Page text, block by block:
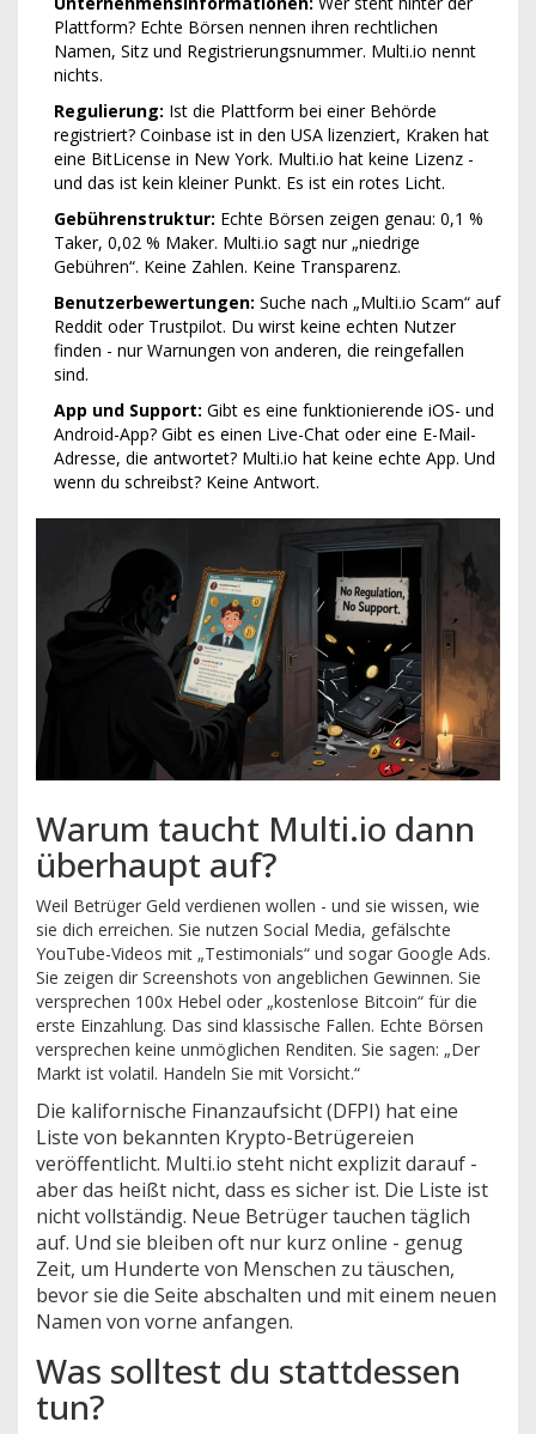
Plattform? Echte Börsen nennen ihren rechtlichen
Namen, Sitz und Registrierungsnummer. Multi.io nennt
nichts.
Regulierung: Ist die Plattform bei einer Behörde
registriert? Coinbase ist in den USA lizenziert, Kraken hat
eine BitLicense in New York. Multi.io hat keine Lizenz -
und das ist kein kleiner Punkt. Es ist ein rotes Licht.
Gebührenstruktur: Echte Börsen zeigen genau: 0,1 %
Taker, 0,02 % Maker. Multi.io sagt nur „niedrige
Gebühren“. Keine Zahlen. Keine Transparenz.
Benutzerbewertungen: Suche nach „Multi.io Scam“ auf
Reddit oder Trustpilot. Du wirst keine echten Nutzer
finden - nur Warnungen von anderen, die reingefallen
sind.
App und Support: Gibt es eine funktionierende iOS- und
Android-App? Gibt es einen Live-Chat oder eine E-Mail-
Adresse, die antwortet? Multi.io hat keine echte App. Und
wenn du schreibst? Keine Antwort.
Warum taucht Multi.io dann
überhaupt auf?
Weil Betrüger Geld verdienen wollen - und sie wissen, wie
sie dich erreichen. Sie nutzen Social Media, gefälschte
YouTube-Videos mit „Testimonials“ und sogar Google Ads.
Sie zeigen dir Screenshots von angeblichen Gewinnen. Sie
versprechen 100x Hebel oder „kostenlose Bitcoin“ für die
erste Einzahlung. Das sind klassische Fallen. Echte Börsen
versprechen keine unmöglichen Renditen. Sie sagen: „Der
Markt ist volatil. Handeln Sie mit Vorsicht.“
Die kalifornische Finanzaufsicht (DFPI) hat eine
Liste von bekannten Krypto-Betrügereien
veröffentlicht. Multi.io steht nicht explizit darauf -
aber das heißt nicht, dass es sicher ist. Die Liste ist
nicht vollständig. Neue Betrüger tauchen täglich
auf. Und sie bleiben oft nur kurz online - genug
Zeit, um Hunderte von Menschen zu täuschen,
bevor sie die Seite abschalten und mit einem neuen
Namen von vorne anfangen.
Was solltest du stattdessen
tun?